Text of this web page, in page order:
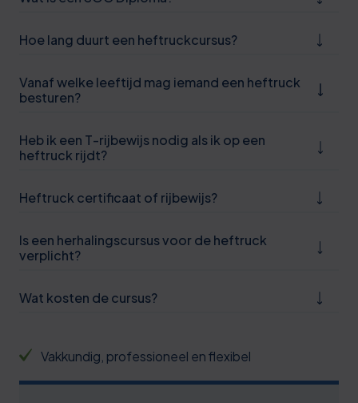
Hoe lang duurt een heftruckcursus?
Vanaf welke leeftijd mag iemand een heftruck
besturen?
Heb ik een T-rijbewijs nodig als ik op een
heftruck rijdt?
Heftruck certificaat of rijbewijs?
Is een herhalingscursus voor de heftruck
verplicht?
Wat kosten de cursus?
Vakkundig, professioneel en flexibel
0
1
2
6
1
6
1
7
2
7
2
7
2
3
8